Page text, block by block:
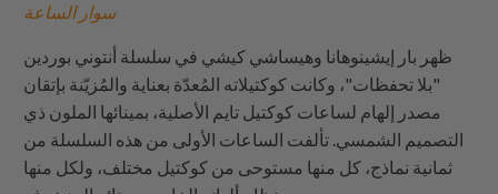
سوار الساعة
ظهر بار إيشينوهانا وهيساشي كيشي في سلسلة أنتوني بوردين
"بلا تحفظات"، وكانت كوكتيلاته المُعدّة بعناية والمُزيّنة بإتقان
مصدر إلهام لساعات كوكتيل تايم الأصلية، بمينائها الملون ذي
التصميم الشمسي. تألفت الساعات الأولى من هذه السلسلة من
ثمانية نماذج، كل منها مستوحى من كوكتيل مختلف، ولكل منها